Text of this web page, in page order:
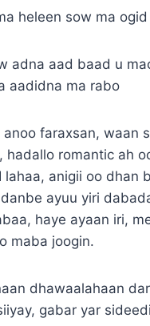
heleen sow ma ogid
adna aad baad u
aadidna ma rabo
faraxsan, waan
hadallo romantic ah
lahaa, anigii oo dhan
ayuu yiri
haye ayaan iri,
maba joogin.
dhawaalahaan
gabar yar